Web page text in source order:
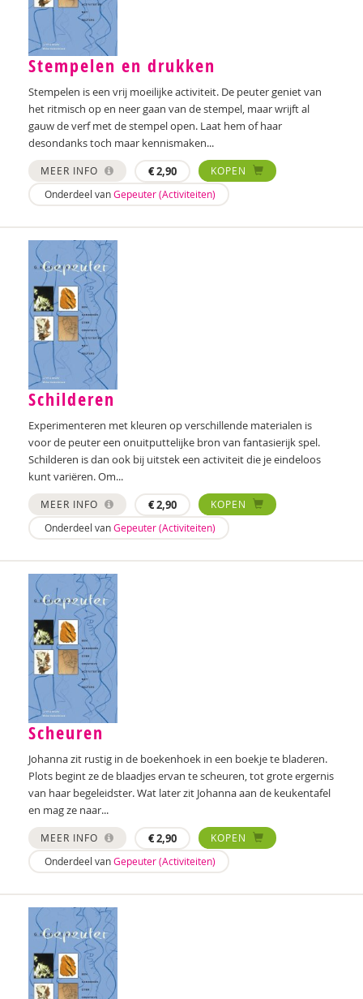
Denise Bontje
Wendy Bontje
Ester van den Boog
Marianne Boogaard
Sandra Boogert
Chantal Booi
Marije Boonstra
Rhodé van den Born
Anne Bos
Wanda Bosbaan
Betty Bosgoed
Martin Bosma
Sanne Bosmans
Lidwien Boudens
Shirine Bousaid
P.W. Bouwhuijzen
Marieke van Boven
Joanna Brands
Iris Brandsteder
Karin Brandt
Dirk Brants
Merel Breedeveld
Aniek Breevoort
Marion Breg
Tessa Brik
Jan Pieter Brinkman
Maryse Broek
Kees Broekhof
Herman Broekhuizen
Stempelen en drukken
Stempelen is een vrij moeilijke activiteit. De peuter geniet van
het ritmisch op en neer gaan van de stempel, maar wrijft al
gauw de verf met de stempel open. Laat hem of haar
desondanks toch maar kennismaken...
MEER INFO €2,90
KOPEN
Onderdeel vanGepeuter (Activiteiten)
Schilderen
Experimenteren met kleuren op verschillende materialen is
voor de peuter een onuitputtelijke bron van fantasierijk spel.
Schilderen is dan ook bij uitstek een activiteit die je eindeloos
kunt variëren. Om...
MEER INFO €2,90
KOPEN
Onderdeel vanGepeuter (Activiteiten)
Scheuren
Johanna zit rustig in de boekenhoek in een boekje te bladeren.
Plots begint ze de blaadjes ervan te scheuren, tot grote ergernis
van haar begeleidster. Wat later zit Johanna aan de keukentafel
en mag ze naar...
MEER INFO €2,90
KOPEN
Onderdeel vanGepeuter (Activiteiten)